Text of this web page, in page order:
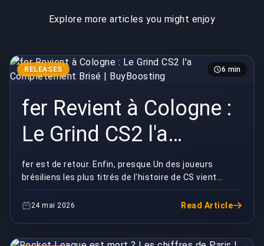
Explore more articles you might enjoy
RELEASES 6 min
fer Revient à Cologne :
Le Grind CS2 l'a
Complètement Brisé |
BuyBoosting
fer est de retour. Enfin, presque.Un des joueurs
brésiliens les plus titrés de l'histoire de CS vient
d'accepter de dépanner Gaimin Gladiators au Majo...
24 mai 2026 Read Article